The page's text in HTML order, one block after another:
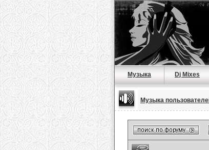
Музыка Dj Mixes
Музыка